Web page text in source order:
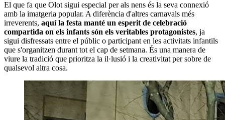
El que fa que Olot sigui especial per als nens és la seva connexió
amb la imatgeria popular. A diferència d'altres carnavals més
irreverents, aquí la festa manté un esperit de celebració
compartida on els infants són els veritables protagonistes, ja
sigui disfressats entre el públic o participant en les activitats infantils
que s'organitzen durant tot el cap de setmana. És una manera de
viure la tradició que prioritza la il·lusió i la creativitat per sobre de
qualsevol altra cosa.